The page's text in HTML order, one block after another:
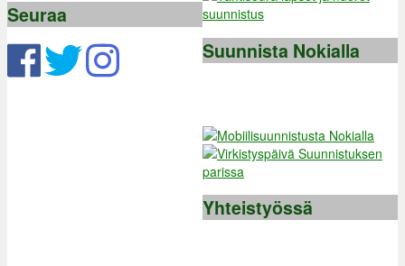
Seuraa
Suunnista Nokialla
Yhteistyössä